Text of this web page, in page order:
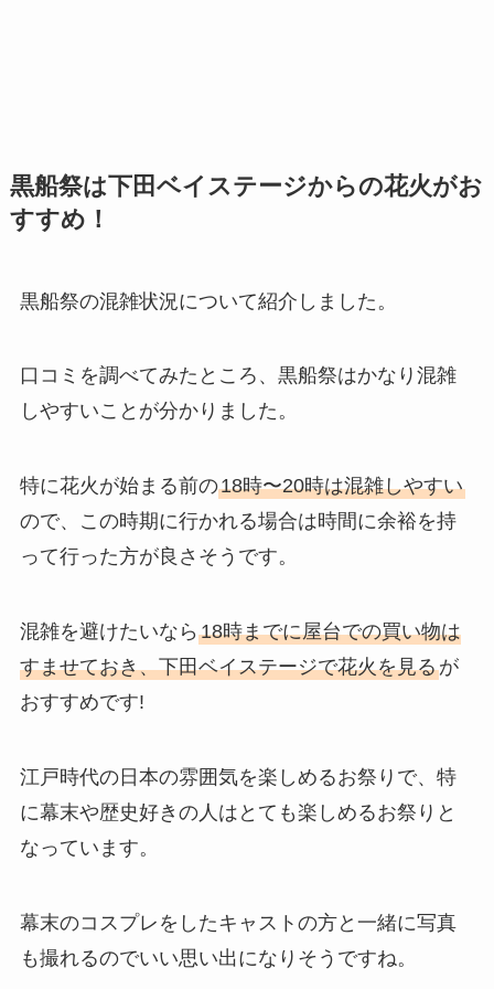
黒船祭は下田ベイステージからの花火がお
すすめ！
黒船祭の混雑状況について紹介しました。
口コミを調べてみたところ、黒船祭はかなり混雑
しやすいことが分かりました。
特に花火が始まる前の18時〜20時は混雑しやすい
ので、この時期に行かれる場合は時間に余裕を持
って行った方が良さそうです。
混雑を避けたいなら 18時までに屋台での買い物は
すませておき、下田ベイステージで花火を見るが
おすすめです!
江戸時代の日本の雰囲気を楽しめるお祭りで、特
に幕末や歴史好きの人はとても楽しめるお祭りと
なっています。
幕末のコスプレをしたキャストの方と一緒に写真
も撮れるのでいい思い出になりそうですね。